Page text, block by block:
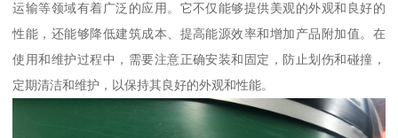
运输等领域有着广泛的应用。它不仅能够提供美观的外观和良好的
性能，还能够降低建筑成本、提高能源效率和增加产品附加值。在
使用和维护过程中，需要注意正确安装和固定，防止划伤和碰撞，
定期清洁和维护，以保持其良好的外观和性能。